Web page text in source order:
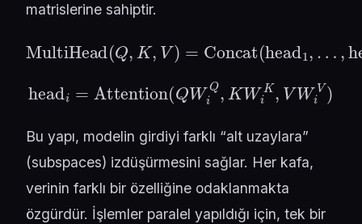
matrislerine sahiptir.
MultiHead Q,K,V Concat (head
…,head )W
head
Attention ( QWiQ KWiK, VWiV)
Bu yapı, modelin girdiyi farklı “alt uzaylara”
(subspaces) izdüşürmesini sağlar. Her kafa,
verinin farklı bir özelliğine odaklanmakta
özgürdür. İşlemler paralel yapıldığı için, tek bir